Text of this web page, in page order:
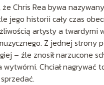
że Chris Rea bywa
jego historii cały czas
artysty a twardymi
Z jednej strony
– źle znosił narzucone
Chciał nagrywać